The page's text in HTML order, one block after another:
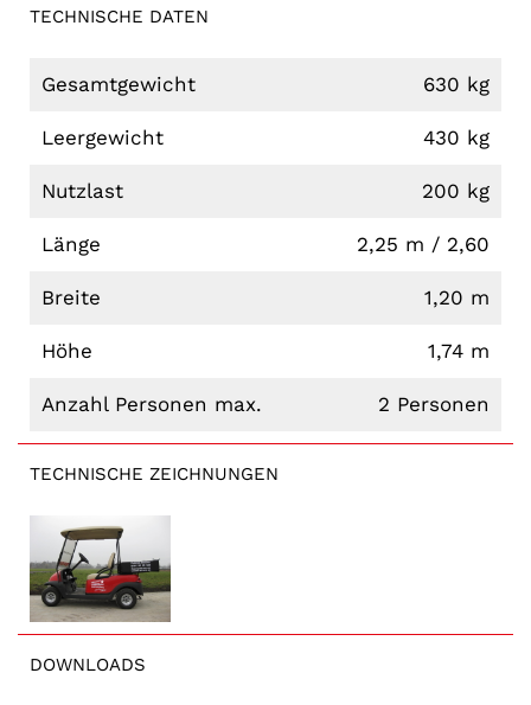
TECHNISCHE DATEN
Gesamtgewicht 630 kg
Leergewicht 430 kg
Nutzlast 200 kg
Länge 2,25 m / 2,60
Breite 1,20 m
Höhe 1,74 m
Anzahl Personen max. 2 Personen
TECHNISCHE ZEICHNUNGEN
DOWNLOADS